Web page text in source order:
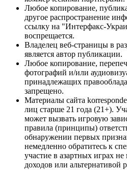
Любое копирование,
другое распространение
ссылку на "Интерфакс-
воспрещается.
Владелец веб-страницы в
является автор публикации.
Любое копирование,
фотографий и/или
принадлежащих
запрещено.
Материалы сайта
лиц старше 21 года (21+).
может вызвать игровую
правила (принципы)
обнаружении первых
немедленно обратитесь к
участие в азартных играх
доходов или